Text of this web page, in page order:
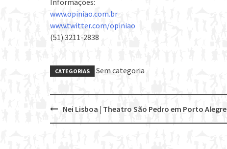
Informações:
www.opiniao.com.br
www.twitter.com/opiniao
(51) 3211-2838
CATEGORIAS Sem categoria
Post
Nei Lisboa | Theatro São Pedro em Porto Alegre